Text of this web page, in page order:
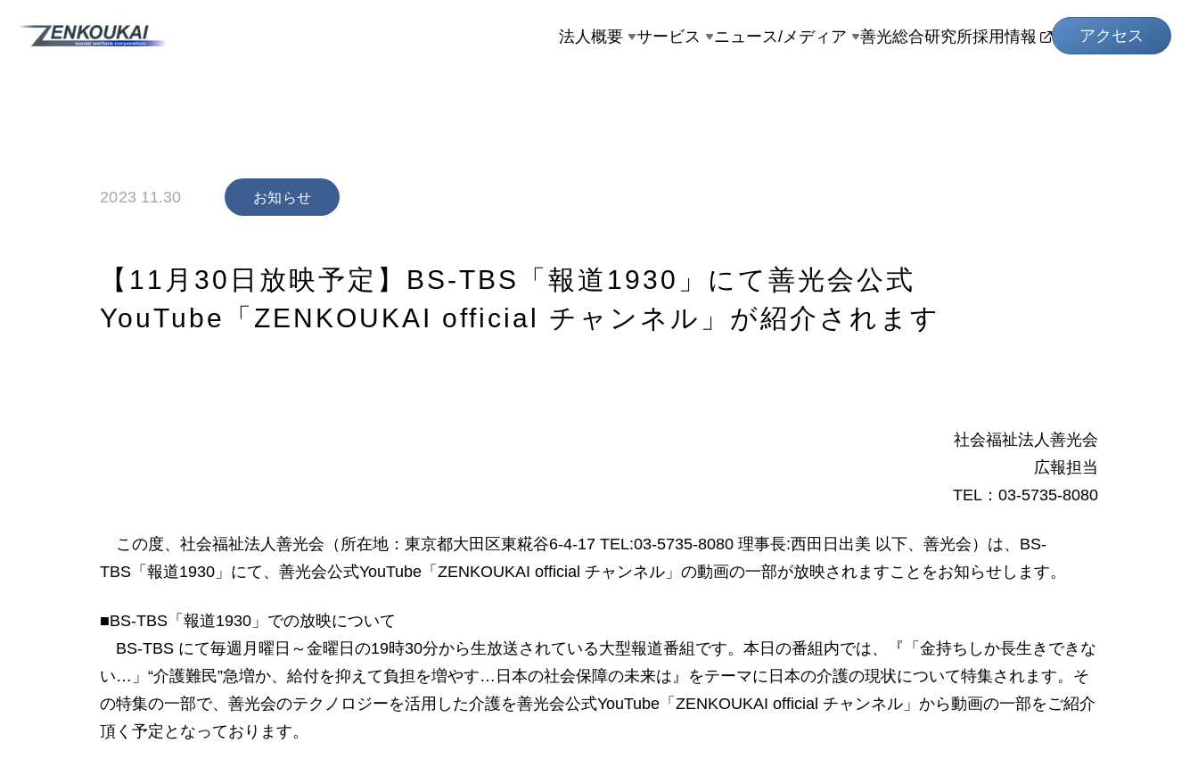
法人概要 サービス ニュース/メディア 善光総合研究所採用情報 アクセス
2023 11.30 お知らせ
【11月30日放映予定】BS-TBS「報道1930」にて善光会公式
YouTube「ZENKOUKAI official チャンネル」が紹介されます
社会福祉法人善光会
広報担当
TEL：03-5735-8080
この度、社会福祉法人善光会（所在地：東京都大田区東糀谷6-4-17 TEL:03-5735-8080 理事長:西田日出美 以下、善光会）は、BS-
TBS「報道1930」にて、善光会公式YouTube「ZENKOUKAI official チャンネル」の動画の一部が放映されますことをお知らせします。
■BS-TBS「報道1930」での放映について
BS-TBS にて毎週月曜日～金曜日の19時30分から生放送されている大型報道番組です。本日の番組内では、『「金持ちしか長生きできな
い…」“介護難民”急増か、給付を抑えて負担を増やす…日本の社会保障の未来は』をテーマに日本の介護の現状について特集されます。そ
の特集の一部で、善光会のテクノロジーを活用した介護を善光会公式YouTube「ZENKOUKAI official チャンネル」から動画の一部をご紹介
頂く予定となっております。